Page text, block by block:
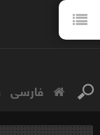
فارسی